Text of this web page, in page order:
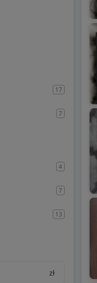
17
7
4
7
13
zł